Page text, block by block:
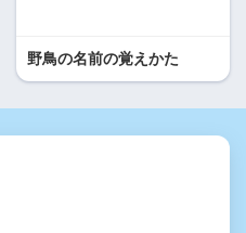
野鳥の名前の覚えかた